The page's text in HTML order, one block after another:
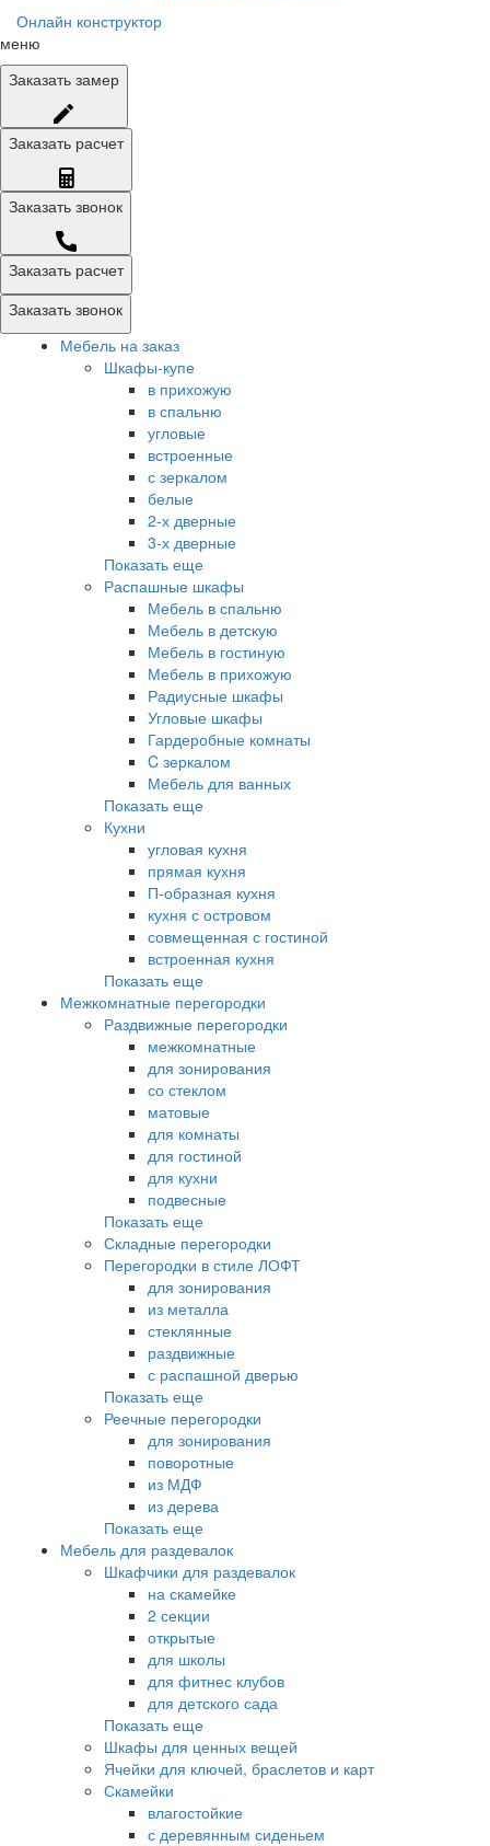
Онлайн конструктор
меню
Заказать замер
Заказать расчет
Заказать звонок
Заказать расчет
Заказать звонок
Мебель на заказ
Шкафы-купе
в прихожую
в спальню
угловые
встроенные
с зеркалом
белые
2-х дверные
3-х дверные
Показать еще
Распашные шкафы
Мебель в спальню
Мебель в детскую
Мебель в гостиную
Мебель в прихожую
Радиусные шкафы
Угловые шкафы
Гардеробные комнаты
C зеркалом
Мебель для ванных
Показать еще
Кухни
угловая кухня
прямая кухня
П-образная кухня
кухня с островом
совмещенная с гостиной
встроенная кухня
Показать еще
Межкомнатные перегородки
Раздвижные перегородки
межкомнатные
для зонирования
со стеклом
матовые
для комнаты
для гостиной
для кухни
подвесные
Показать еще
Складные перегородки
Перегородки в стиле ЛОФТ
для зонирования
из металла
стеклянные
раздвижные
с распашной дверью
Показать еще
Реечные перегородки
для зонирования
поворотные
из МДФ
из дерева
Показать еще
Мебель для раздевалок
Шкафчики для раздевалок
на скамейке
2 секции
открытые
для школы
для фитнес клубов
для детского сада
Показать еще
Шкафы для ценных вещей
Ячейки для ключей, браслетов и карт
Скамейки
влагостойкие
с деревянным сиденьем